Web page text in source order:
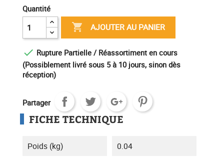
Quantité
 AJOUTER AU PANIER
 Rupture Partielle / Réassortiment en cours
(Possiblement livré sous 5 à 10 jours, sinon dès
réception)
Partager
FICHE TECHNIQUE
Poids (kg) 0.04